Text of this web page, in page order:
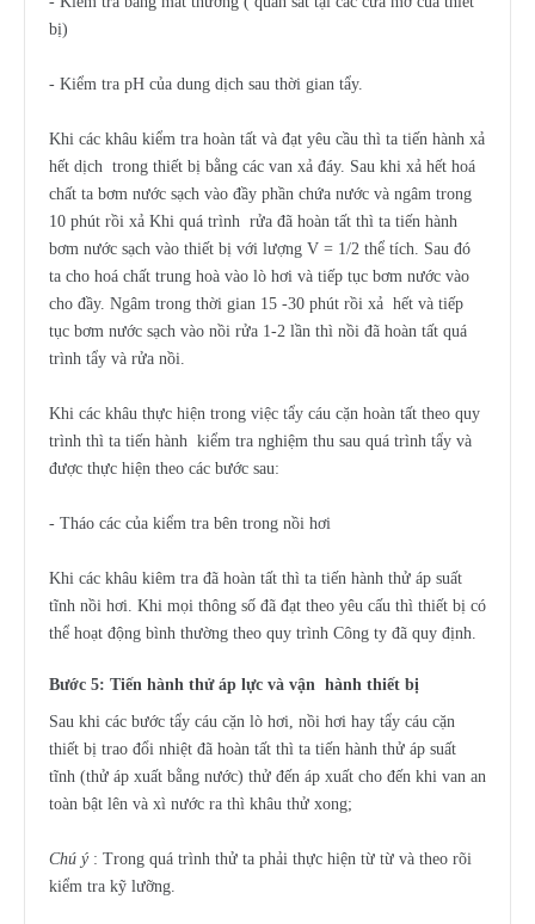
bị)
- Kiểm tra pH của dung dịch sau thời gian tẩy.
Khi các khâu kiểm tra hoàn tất và đạt yêu cầu thì ta tiến hành xả
hết dịch trong thiết bị bằng các van xả đáy. Sau khi xả hết hoá
chất ta bơm nước sạch vào đầy phần chứa nước và ngâm trong
10 phút rồi xả Khi quá trình rửa đã hoàn tất thì ta tiến hành
bơm nước sạch vào thiết bị với lượng V = 1/2 thể tích. Sau đó
ta cho hoá chất trung hoà vào lò hơi và tiếp tục bơm nước vào
cho đầy. Ngâm trong thời gian 15 -30 phút rồi xả hết và tiếp
tục bơm nước sạch vào nồi rửa 1-2 lần thì nồi đã hoàn tất quá
trình tẩy và rửa nồi.
Khi các khâu thực hiện trong việc tẩy cáu cặn hoàn tất theo quy
trình thì ta tiến hành kiểm tra nghiệm thu sau quá trình tẩy và
được thực hiện theo các bước sau:
- Tháo các của kiểm tra bên trong nồi hơi
Khi các khâu kiêm tra đã hoàn tất thì ta tiến hành thử áp suất
tĩnh nồi hơi. Khi mọi thông số đã đạt theo yêu cấu thì thiết bị có
thể hoạt động bình thường theo quy trình Công ty đã quy định.
Bước 5: Tiến hành thử áp lực và vận hành thiết bị
Sau khi các bước tẩy cáu cặn lò hơi, nồi hơi hay tẩy cáu cặn
thiết bị trao đổi nhiệt đã hoàn tất thì ta tiến hành thử áp suất
tĩnh (thử áp xuất bằng nước) thử đến áp xuất cho đến khi van an
toàn bật lên và xì nước ra thì khâu thử xong;
Chú ý: Trong quá trình thử ta phải thực hiện từ từ và theo rõi
kiểm tra kỹ lưỡng.